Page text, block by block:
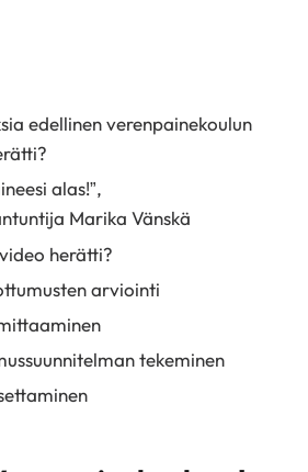
edellinen verenpainekoulun
alas!”,
Marika Vänskä
herätti?
arviointi
tekeminen